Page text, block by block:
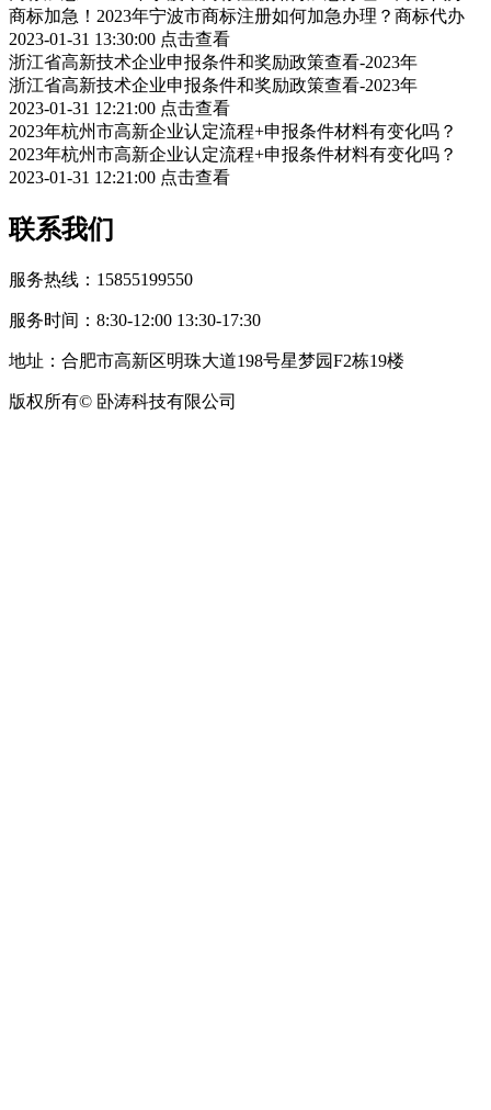
商标加急！2023年宁波市商标注册如何加急办理？商标代办
2023-01-31 13:30:00 点击查看
浙江省高新技术企业申报条件和奖励政策查看-2023年
浙江省高新技术企业申报条件和奖励政策查看-2023年
2023-01-31 12:21:00 点击查看
2023年杭州市高新企业认定流程+申报条件材料有变化吗？
2023年杭州市高新企业认定流程+申报条件材料有变化吗？
2023-01-31 12:21:00 点击查看
联系我们
服务热线：15855199550
服务时间：8:30-12:00 13:30-17:30
地址：合肥市高新区明珠大道198号星梦园F2栋19楼
版权所有© 卧涛科技有限公司